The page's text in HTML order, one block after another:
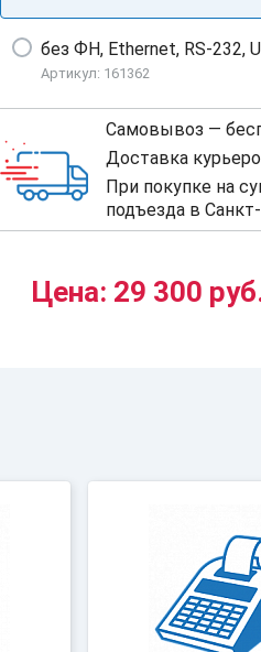
без ФН, Ethernet, RS-232,
Артикул: 161362
Самовывоз —
Доставка
При покупке на
подъезда в
Цена: 29 300